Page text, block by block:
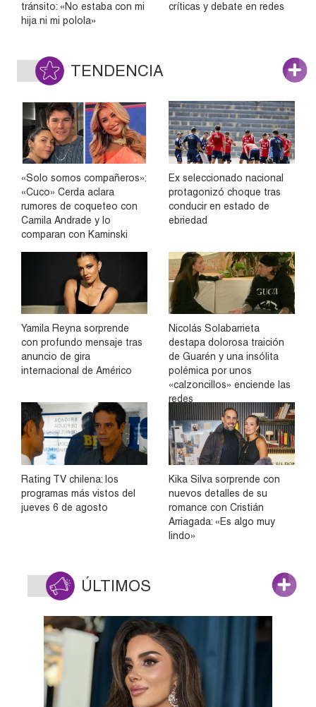
tránsito: «No estaba con mi
hija ni mi polola»
críticas y debate en redes
TENDENCIA
«Solo somos compañeros»:
«Cuco» Cerda aclara
rumores de coqueteo con
Camila Andrade y lo
comparan con Kaminski
Ex seleccionado nacional
protagonizó choque tras
conducir en estado de
ebriedad
Yamila Reyna sorprende
con profundo mensaje tras
anuncio de gira
internacional de Américo
Nicolás Solabarrieta
destapa dolorosa traición
de Guarén y una insólita
polémica por unos
«calzoncillos» enciende las
redes
Rating TV chilena: los
programas más vistos del
jueves 6 de agosto
Kika Silva sorprende con
nuevos detalles de su
romance con Cristián
Arriagada: «Es algo muy
lindo»
ÚLTIMOS